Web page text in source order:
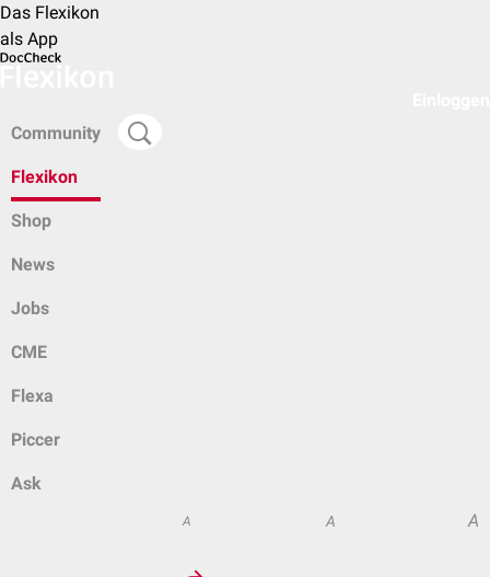
Das Flexikon
als App
Community
Flexikon
Shop
News
Jobs
CME
Flexa
Piccer
Ask
A A A